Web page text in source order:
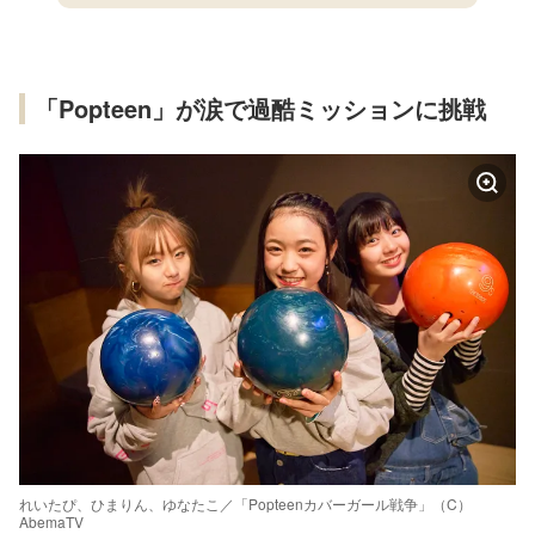
「Popteen」が涙で過酷ミッションに挑戦
れいたぴ、ひまりん、ゆなたこ／「Popteenカバーガール戦争」（C）
AbemaTV